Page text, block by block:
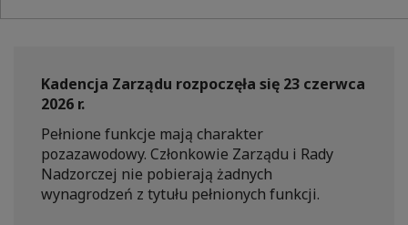
Kadencja Zarządu rozpoczęła się 23 czerwca
2026 r.
Pełnione funkcje mają charakter
pozazawodowy. Członkowie Zarządu i Rady
Nadzorczej nie pobierają żadnych
wynagrodzeń z tytułu pełnionych funkcji.